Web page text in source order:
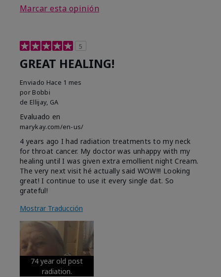
Marcar esta opinión
5
GREAT HEALING!
Enviado Hace 1 mes
por Bobbi
de Ellijay, GA
Evaluado en
marykay.com/en-us/
4 years ago I had radiation treatments to my neck
for throat cancer. My doctor was unhappy with my
healing until I was given extra emollient night Cream.
The very next visit hé actually said WOW!!! Looking
great! I continue to use it every single dat. So
grateful!
Mostrar Traducción
74 year old post
radiation.